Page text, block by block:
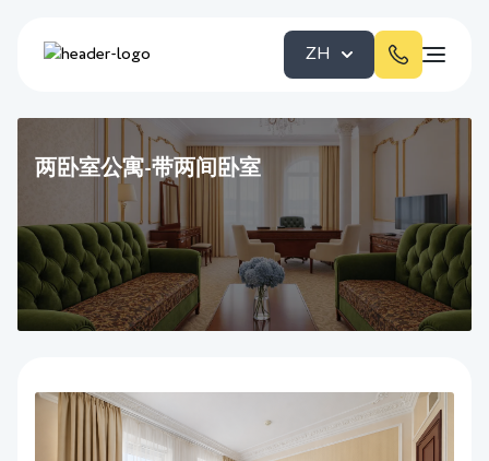
ZH
两卧室公寓-带两间卧室